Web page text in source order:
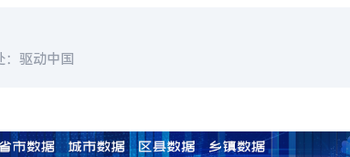
：驱动中国